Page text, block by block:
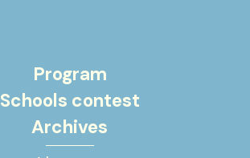
Program
Schools contest
Archives